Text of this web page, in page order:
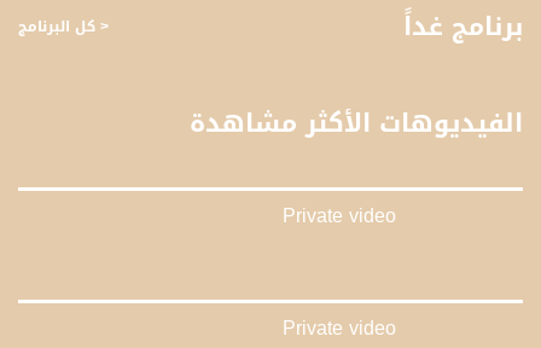
برنامج غداً < كل البرنامج
الفيديوهات الأكثر مشاهدة
Private video
Private video